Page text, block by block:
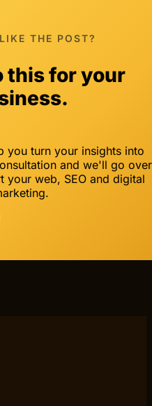
THE POST?
this for your
you turn your insights into
and we'll go over
your web, SEO and digital